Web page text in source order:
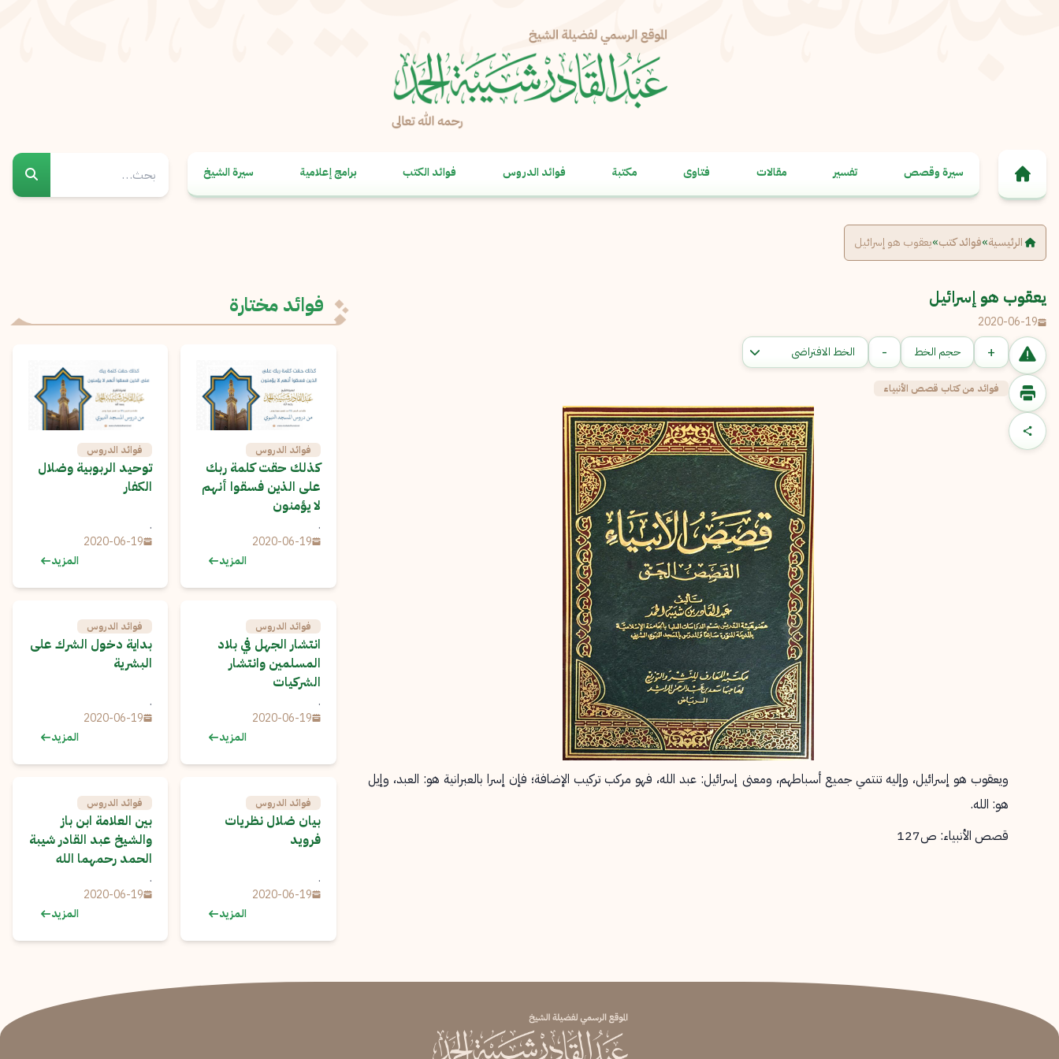
سيرة وقصص تفسير مقالات فتاوى مكتبة فوائد الدروس فوائد الكتب برامج إعلامية سيرة الشيخ
الرئيسية»فوائد كتب»يعقوب هو إسرائيل
يعقوب هو إسرائيل
2020-06-19
الإبلاغ عن مشكلة
البريد الإلكتروني* نسخ
+ حجم الخط -
فوائد من كتاب قصص الأنبياء
ويعقوب هو إسرائيل، وإليه تنتمي جميع أسباطهم، ومعنى إسرائيل: عبد الله، فهو مركب تركيب الإضافة؛ فإن إسرا بالعبرانية هو: العبد، وإيل
هو: الله.
قصص الأنبياء: ص127
فوائد مختارة
فوائد الدروس
كذلك حقت كلمة ربك
على الذين فسقوا أنهم
لا يؤمنون
.
2020-06-19
المزيد
فوائد الدروس
توحيد الربوبية وضلال
الكفار
.
2020-06-19
المزيد
فوائد الدروس
انتشار الجهل في بلاد
المسلمين وانتشار
الشركيات
.
2020-06-19
المزيد
فوائد الدروس
بداية دخول الشرك على
البشرية
.
2020-06-19
المزيد
فوائد الدروس
بيان ضلال نظريات
فرويد
.
2020-06-19
المزيد
فوائد الدروس
بين العلامة ابن باز
والشيخ عبد القادر شيبة
الحمد رحمهما الله
.
2020-06-19
المزيد